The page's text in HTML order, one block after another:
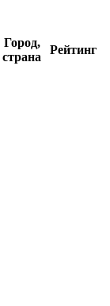
Город,
страна
Рейтинг